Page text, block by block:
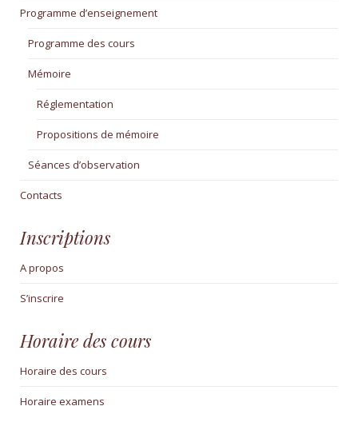
Programme d’enseignement
Programme des cours
Mémoire
Réglementation
Propositions de mémoire
Séances d’observation
Contacts
Inscriptions
A propos
S’inscrire
Horaire des cours
Horaire des cours
Horaire examens